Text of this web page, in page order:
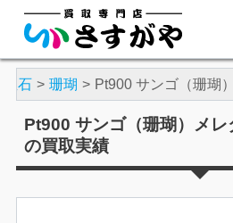
宝石 珊瑚 Pt900 サンゴ（珊瑚
Pt900 サンゴ（珊瑚）メ
の買取実績